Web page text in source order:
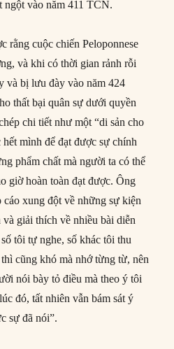
ngột vào năm 411 TCN.
rằng cuộc chiến Peloponnese
và khi có thời gian rảnh rỗi
và bị lưu đày vào năm 424
thất bại quân sự dưới quyền
chi tiết như một “di sản cho
mình để đạt được sự chính
phẩm chất mà người ta có thể
giờ hoàn toàn đạt được. Ông
xung đột về những sự kiện
giải thích về nhiều bài diễn
tôi tự nghe, số khác tôi thu
cũng khó mà nhớ từng từ, nên
nói bày tỏ điều mà theo ý tôi
đó, tất nhiên vẫn bám sát ý
sự đã nói”.